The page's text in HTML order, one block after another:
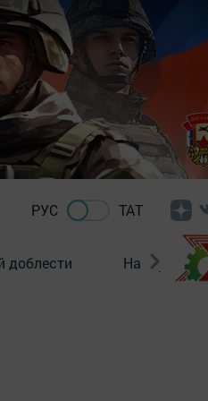
РУС ТАТ
доблести Нацпроекты